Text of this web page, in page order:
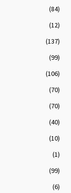
(84)
(12)
(137)
(99)
(106)
(70)
(70)
(40)
(10)
(1)
(99)
(6)